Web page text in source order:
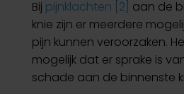
Bij pijnklachten [2] aan de
knie zijn er meerdere
pijn kunnen veroorzaken.
mogelijk dat er sprake is
schade aan de binnenste